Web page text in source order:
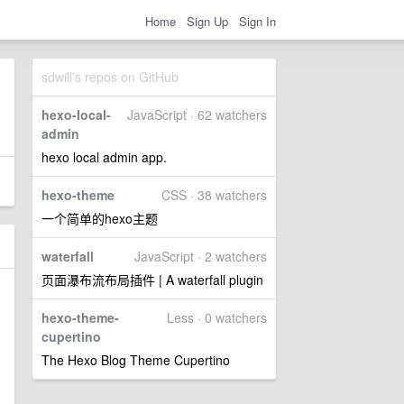
Home Sign Up Sign In
sdwill's repos on GitHub
JavaScript · 62 watchers
hexo-local-
admin
hexo local admin app.
CSS · 38 watchers
hexo-theme
一个简单的hexo主题
JavaScript · 2 watchers
waterfall
页面瀑布流布局插件 | A waterfall plugin
Less · 0 watchers
hexo-theme-
cupertino
The Hexo Blog Theme Cupertino